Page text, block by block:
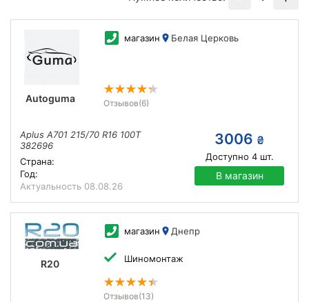
Autoguma
магазин Белая Церковь
Отзывов(6)
Aplus A701 215/70 R16 100T
382696
Страна:
Год:
Актуальность 08.08.26
3006 ₴
Доступно 4шт.
В магазин
R20
магазин Днепр
Шиномонтаж
Отзывов(13)